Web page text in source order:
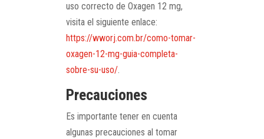
uso correcto de Oxagen 12 mg,
visita el siguiente enlace:
https://wworj.com.br/como-tomar-
oxagen-12-mg-guia-completa-
sobre-su-uso/.
Precauciones
Es importante tener en cuenta
algunas precauciones al tomar